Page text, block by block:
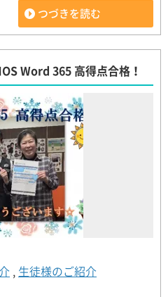
つづきを読む
Word 365 高得点合格！
, 生徒様のご紹介